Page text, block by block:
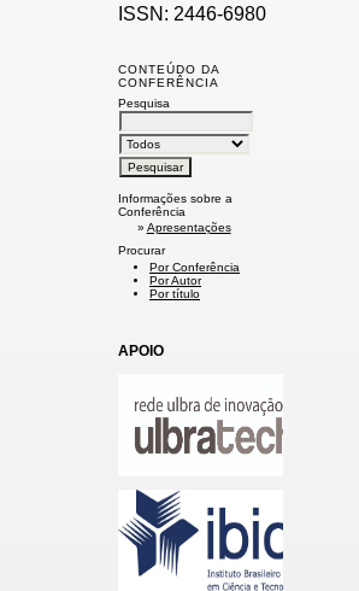
ISSN: 2446-6980
CONTEÚDO DA
CONFERÊNCIA
Pesquisa
Informações sobre a
Conferência
» Apresentações
Procurar
Por Conferência
Por Autor
Por título
APOIO